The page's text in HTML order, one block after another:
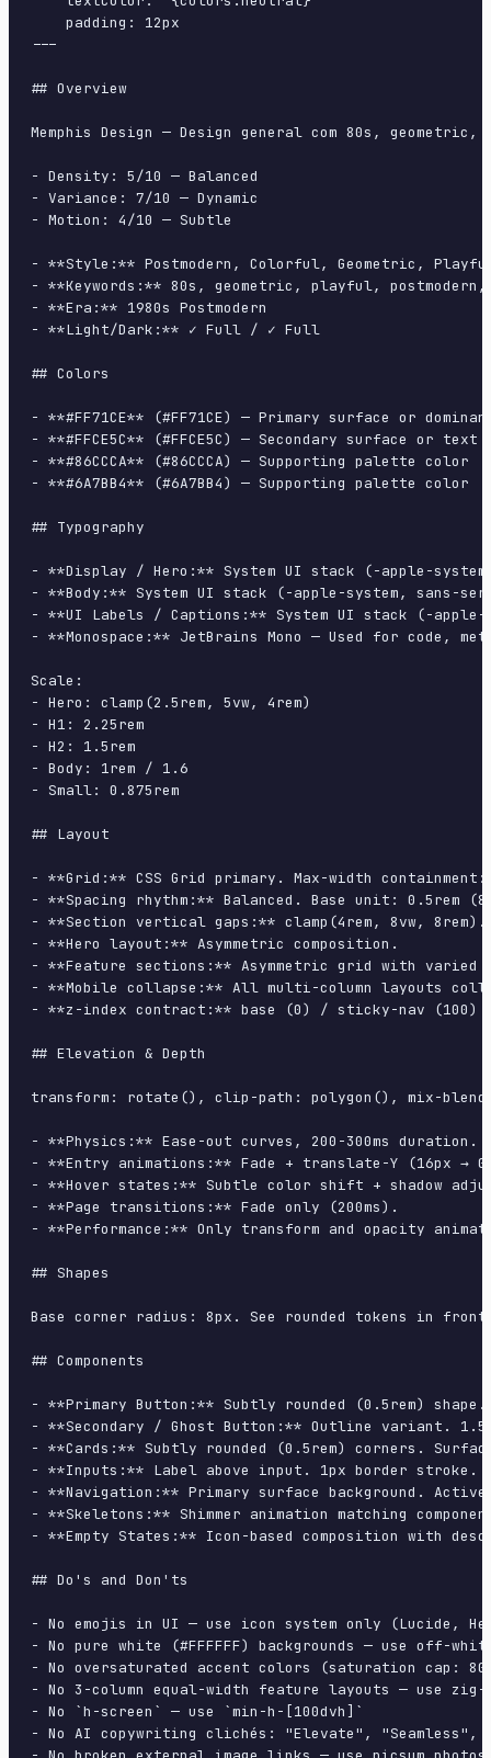
    padding: 12px
---
## Overview
Memphis Design — Design general com 80s,
- Density: 5/10 — Balanced
- Variance: 7/10 — Dynamic
- Motion: 4/10 — Subtle
- **Style:** Postmodern, Colorful, Geometric,
- **Keywords:** 80s, geometric, playful,
- **Era:** 1980s Postmodern
- **Light/Dark:** ✓ Full / ✓ Full
## Colors
- **#FF71CE** (#FF71CE) — Primary surface or
- **#FFCE5C** (#FFCE5C) — Secondary surface or text
- **#86CCCA** (#86CCCA) — Supporting palette color
- **#6A7BB4** (#6A7BB4) — Supporting palette color
## Typography
- **Display / Hero:** System UI stack (-apple-
- **Body:** System UI stack (-apple-system, sans-
- **UI Labels / Captions:** System UI stack (-
- **Monospace:** JetBrains Mono — Used for code,
Scale:
- Hero: clamp(2.5rem, 5vw, 4rem)
- H1: 2.25rem
- H2: 1.5rem
- Body: 1rem / 1.6
- Small: 0.875rem
## Layout
- **Grid:** CSS Grid primary. Max-width
- **Spacing rhythm:** Balanced. Base unit: 0.5rem
- **Section vertical gaps:** clamp(4rem, 8vw, 8rem).
- **Hero layout:** Asymmetric composition.
- **Feature sections:** Asymmetric grid with varied
- **Mobile collapse:** All multi-column layouts
- **z-index contract:** base (0) / sticky-nav
## Elevation & Depth
transform: rotate(), clip-path: polygon(), mix-blend-
- **Physics:** Ease-out curves, 200-300ms duration.
- **Entry animations:** Fade + translate-Y (16px →
- **Hover states:** Subtle color shift + shadow
- **Page transitions:** Fade only (200ms).
- **Performance:** Only transform and opacity
## Shapes
Base corner radius: 8px. See rounded tokens in
## Components
- **Primary Button:** Subtly rounded (0.5rem)
- **Secondary / Ghost Button:** Outline variant.
- **Cards:** Subtly rounded (0.5rem) corners.
- **Inputs:** Label above input. 1px border
- **Navigation:** Primary surface background.
- **Skeletons:** Shimmer animation matching
- **Empty States:** Icon-based composition with
## Do's and Don'ts
- No emojis in UI — use icon system only (Lucide,
- No pure white (#FFFFFF) backgrounds — use off-
- No oversaturated accent colors (saturation cap:
- No 3-column equal-width feature layouts — use zig-
- No `h-screen` — use `min-h-[100dvh]`
- No AI copywriting clichés: "Elevate", "Seamless",